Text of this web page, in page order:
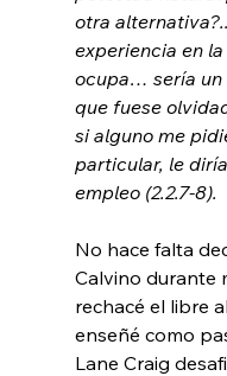
otra
experiencia en
ocupa… sería un
que fuese
si alguno me
particular, le
empleo (2.2.7-8).
No hace falta
Calvino durante
rechacé el libre
enseñé como
Lane Craig